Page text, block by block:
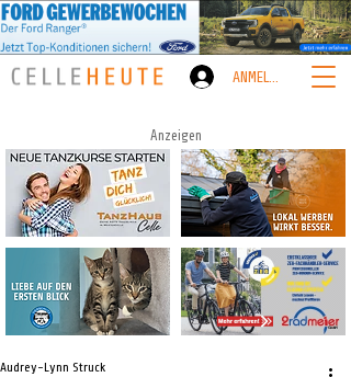
ANMELDEN
Anzeigen
Audrey-Lynn Struck